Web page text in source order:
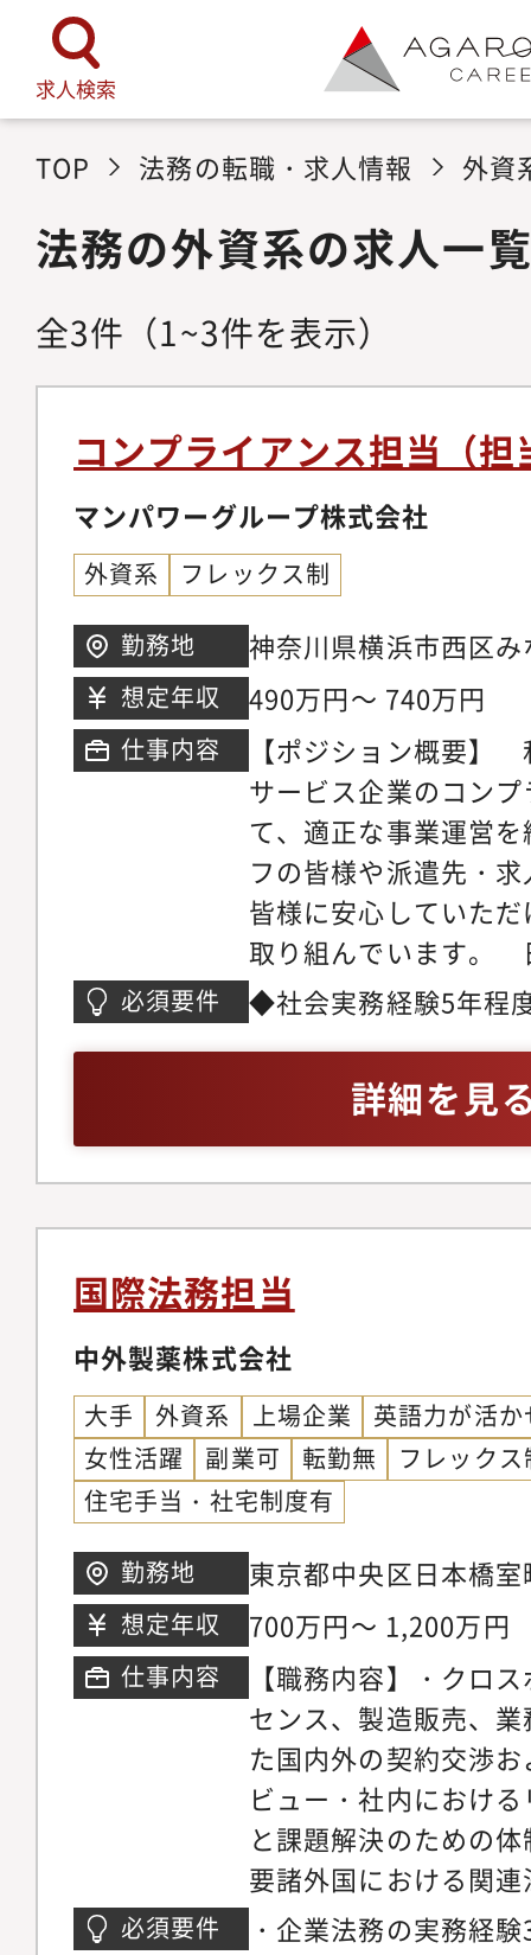
求人検索
TOP 法務の転職・求人情報 外資
法務の外資系の求人一
全3件 （1~3件を表示）
コンプライアンス担当（担
マンパワーグループ株式会社
外資系 フレックス制
勤務地
神奈川県横浜市西区
ランドマークタワー
想定年収 490万円～ 740万円
仕事内容
【ポジション概要】
サービス企業のコン
て、適正な事業運営
フの皆様や派遣先・
皆様に安心していた
取り組んでいます。
内外のさまざまな課
もってコンプライア
います。社内のコン
まらず、すべてのス
安心いただけるよう
アンス意識の高まり
発展していくために
います。 変化する労
ちの役割は適正な事
を支えることです。
一員として、適正な
段階的に携わってい
フォロー体制のもと
高めながら、組織と
活躍の幅を広げてい
【主な仕事内容】＜
通）＞まずは以下の
に応じて担当いただ
介事業に係る行政対
労働基準法その他の
理支援、各種帳簿チ
ト・社内外からの問
務関連）、営業支店
必須要件
◆社会実務経験5年程
トテーブル）、
差込印刷）◆事業会
詳細を見
国際法務担当
中外製薬株式会社
大手 外資系 上場企業
英語力が活か
女性活躍
副業可 転勤無
フレックス
住宅手当・社宅制度有
勤務地
東京都中央区日本橋
ワー
想定年収 700万円～ 1,200万円
仕事内容
【職務内容】・クロ
センス、製造販売、
た国内外の契約交渉
ビュー・社内におけ
と課題解決のための
要諸外国における関
集、社内アドバイス
必須要件
・企業法務の実務経